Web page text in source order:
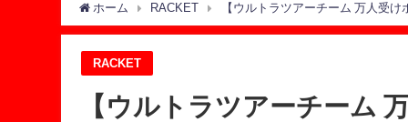
ホーム RACKET 【ウルトラツアーチーム 万人
RACKET
【ウルトラツアーチーム